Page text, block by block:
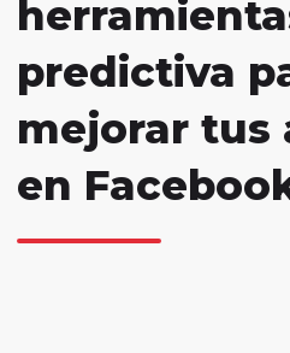
predictiva
mejorar tus
en